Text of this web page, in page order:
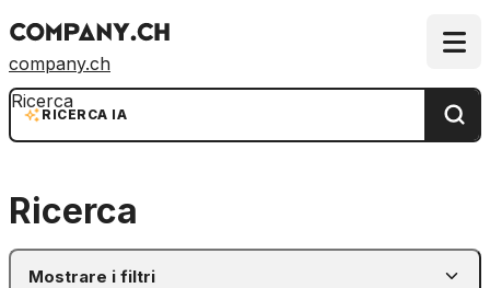
company.ch
RICERCA IA
Ricerca
Ricerca
Mostrare i filtri